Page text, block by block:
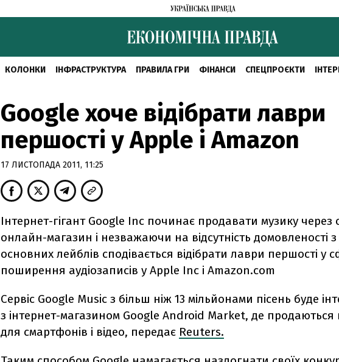
КОЛОНКИ ІНФРАСТРУКТУРА ПРАВИЛА ГРИ ФІНАНСИ СПЕЦПРОЄКТИ
Google хоче відібрати лаври
першості у Apple і Amazon
17 ЛИСТОПАДА 2011, 11:25
Інтернет-гігант Google Inc починає продавати музику через
онлайн-магазин і незважаючи на відсутність домовленості
основних лейблів сподівається відібрати лаври першості у
поширення аудіозаписів у Apple Inc і Amazon.com
Сервіс Google Music з більш ніж 13 мільйонами пісень буде
з інтернет-магазином Google Android Market, де продаються
для смартфонів і відео, передає Reuters.